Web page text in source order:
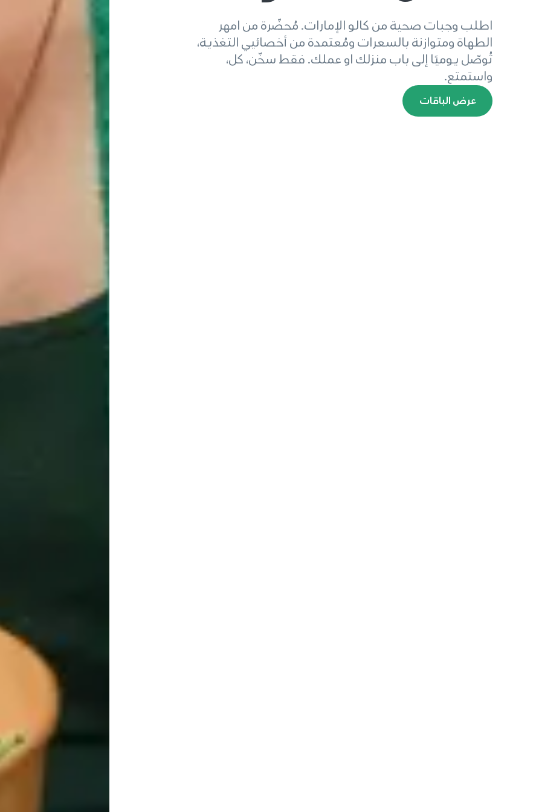
لخسارة الوزن
لبناء العضلات
اطلب وجبات صحية من كالو الإمارات. مُحضّرة من امهر
الطهاة ومتوازنة بالسعرات ومُعتمدة من أخصائيي التغذية،
تُوصّل يوميًا إلى باب منزلك او عملك. فقط سخّن، كل،
واستمتع.
عرض الباقات